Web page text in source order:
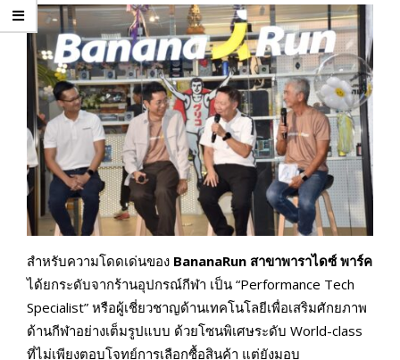
สำหรับความโดดเด่นของ BananaRun สาขาพาราไดซ์ พาร์ค
ได้ยกระดับจากร้านอุปกรณ์กีฬา เป็น “Performance Tech
Specialist” หรือผู้เชี่ยวชาญด้านเทคโนโลยีเพื่อเสริมศักยภาพ
ด้านกีฬาอย่างเต็มรูปแบบ ด้วยโซนพิเศษระดับ World-class
ที่ไม่เพียงตอบโจทย์การเลือกซื้อสินค้า แต่ยังมอบ